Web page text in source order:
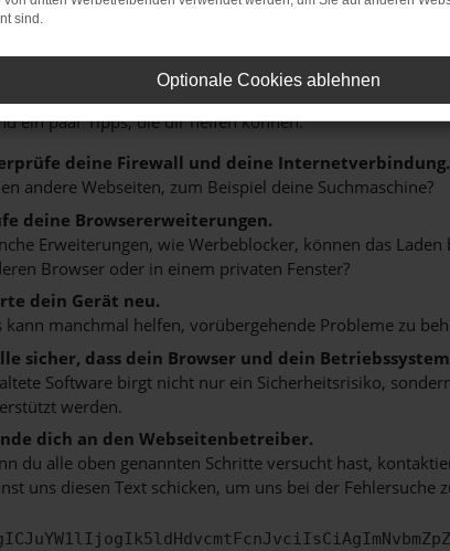
Network Error
ein paar Tipps, die dir helfen können:
deine Firewall und deine Internetverbindung.
andere Webseiten, zum Beispiel deine Suchmaschine?
deine Browsererweiterungen.
Erweiterungen, wie Werbeblocker, können das
Browser oder in einem privaten Fenster?
dein Gerät neu.
kann manchmal helfen, vorübergehende Probleme zu
sicher, dass dein Browser und dein
Software birgt nicht nur ein Sicherheitsrisiko,
werden.
dich an den Webseitenbetreiber.
du alle oben genannten Schritte versucht hast,
uns diesen Text schicken, um uns bei der Fehlersuche
sind.
Optionale Cookies ablehnen